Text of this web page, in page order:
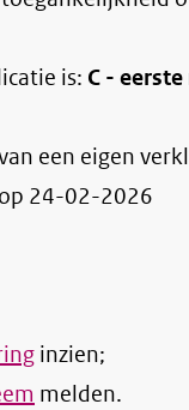
is: C - eerste
een eigen
24-02-2026
inzien;
melden.